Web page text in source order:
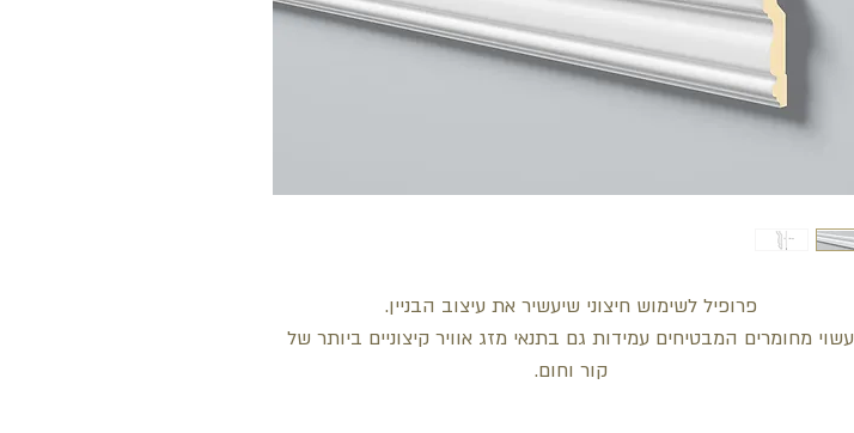
פרופיל לשימוש חיצוני שיעשיר את עיצוב הבניין.
עשוי מחומרים המבטיחים עמידות גם בתנאי מזג אוויר קיצוניים ביותר של
קור וחום.